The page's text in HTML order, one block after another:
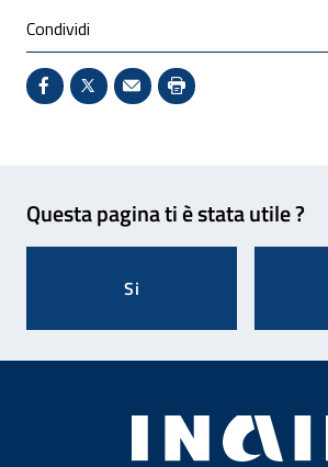
Condividi
Condividi su Facebook - Sito
X - Sito esterno - Apertura
Invio Mail: apre il
Stampa pagina:
Questa pagina ti è stata utile ?
Si